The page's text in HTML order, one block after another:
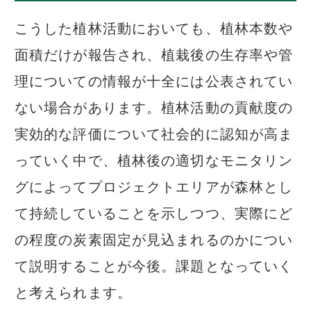
こうした植林活動においても、植林本数や
面積だけが報告され、植栽後の生存率や管
理についての情報が十全には公表されてい
ない場合があります。植林活動の貢献度の
実効的な評価について社会的に認知が高ま
っていく中で、植林後の適切なモニタリン
グによってプロジェクトエリアが森林とし
て持続していることを示しつつ、実際にど
の程度の炭素固定が見込まれるのかについ
て説明することが今後。課題となっていく
と考えられます。